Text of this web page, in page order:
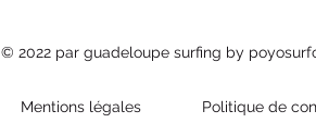
© 2022 par guadeloupe surfing by
Mentions légales Politique de